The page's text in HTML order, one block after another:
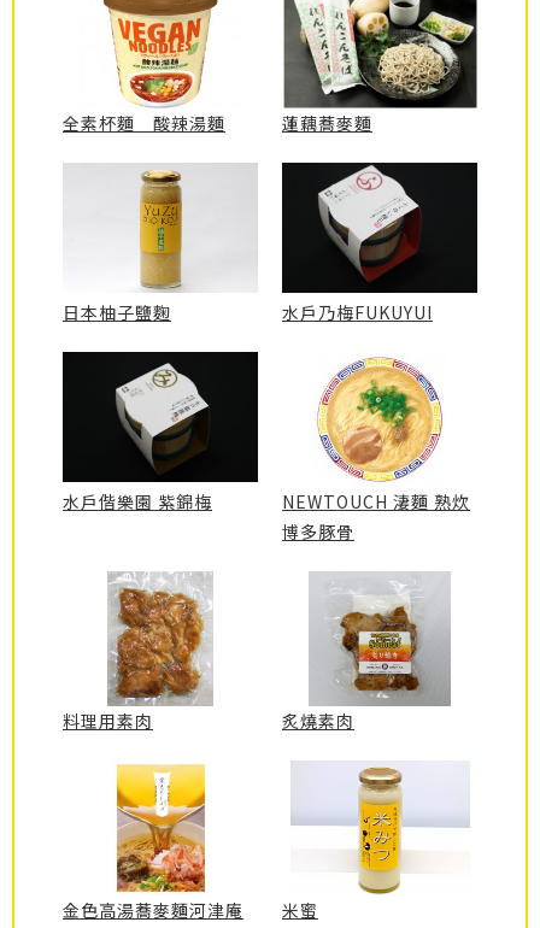
全素杯麵 酸辣湯麵 蓮藕蕎麥麵
日本柚子鹽麴 水戶乃梅FUKUYUI
水戶偕樂園 紫錦梅
NEWTOUCH 淒麵 熟炊
博多豚骨
料理用素肉 炙燒素肉
金色高湯蕎麥麵河津庵 米蜜